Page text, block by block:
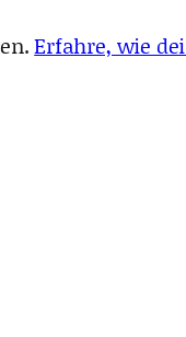
Erfahre, wie